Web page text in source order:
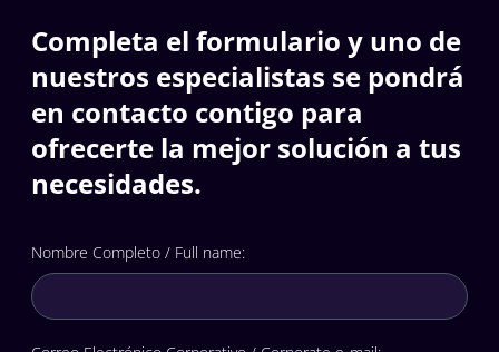
Completa el formulario y uno de
nuestros especialistas se pondrá
en contacto contigo para
ofrecerte la mejor solución a tus
necesidades.
Nombre Completo / Full name: